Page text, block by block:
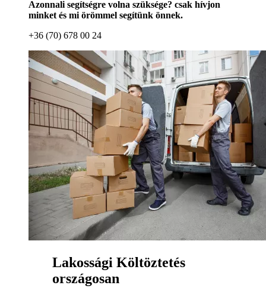
Azonnali segítségre volna szüksége? csak hívjon
minket és mi örömmel segítünk önnek.
+36 (70) 678 00 24
Lakossági Költöztetés
országosan